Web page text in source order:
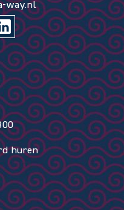
way.nl
huren